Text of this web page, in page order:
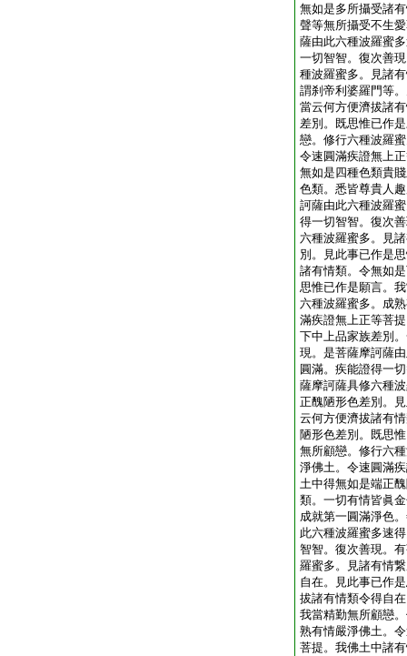
無如是多所攝受諸
聲等無所攝受不生
薩由此六種波羅蜜
一切智智。復次善
種波羅蜜多。見諸
謂刹帝利婆羅門等
當云何方便濟拔諸
差別。既思惟已作
戀。修行六種波羅
令速圓滿疾證無上
無如是四種色類貴
色類。悉皆尊貴人
訶薩由此六種波羅
得一切智智。復次
六種波羅蜜多。見
別。見此事已作是
諸有情類。令無如
思惟已作是願言。
六種波羅蜜多。成
滿疾證無上正等菩
下中上品家族差別
現。是菩薩摩訶薩
圓滿。疾能證得一
薩摩訶薩具修六種
正醜陋形色差別。
云何方便濟拔諸有
陋形色差別。既思
無所顧戀。修行六
淨佛土。令速圓滿
土中得無如是端正
類。一切有情皆眞
成就第一圓滿淨色
此六種波羅蜜多速
智智。復次善現。
羅蜜多。見諸有情
自在。見此事已作
拔諸有情類令得自
我當精勤無所顧戀
熟有情嚴淨佛土。
菩提。我佛土中諸